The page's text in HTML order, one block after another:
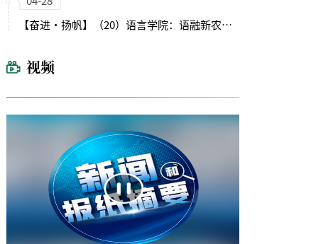
【奋进・扬帆】（20）语言学院：语融新农启征程 文润育人谱新篇
视频